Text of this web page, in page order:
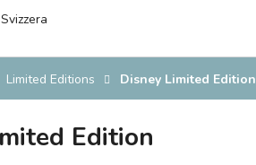
Limited Editions Disney Limited Edition
Edition